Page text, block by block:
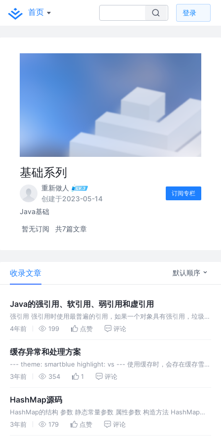
首页 登录
基础系列
重新做人
创建于2023-05-14
订阅专栏
Java基础
暂无订阅 共7篇文章
收录文章 默认顺序
Java的强引用、软引用、弱引用和虚引用
强引用 强引用时使用最普遍的引用，如果一个对象具有强引用，垃圾回
收器绝对不会回收该对象。 当内存不足时，Java虚拟机宁愿抛出
4年前 199 点赞 评论
缓存异常和处理方案
--- theme: smartblue highlight: vs --- 使用缓存时，会存在缓存雪
崩，缓存击穿和缓存穿透等异常情况，下面分析这些缓存异常和常见的
3年前 354 1 评论
HashMap源码
HashMap的结构 参数 静态常量参数 属性参数 构造方法 HashMap中
table数组长度是2的整次幂，通过如下实现 初始化时，通过
3年前 179 点赞 评论